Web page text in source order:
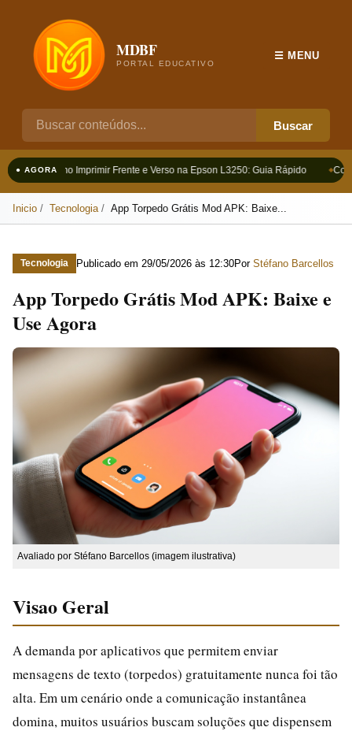
MDBF
PORTAL EDUCATIVO
Buscar
☰ MENU
● AGORAComo Imprimir Frente e Verso na Epson L3250: Guia Rápido
Inicio Tecnologia App Torpedo Grátis Mod APK: Baixe...
Tecnologia Publicado em 29/05/2026 às 12:30Por Stéfano Barcellos
App Torpedo Grátis Mod APK: Baixe e
Use Agora
Avaliado por Stéfano Barcellos (imagem ilustrativa)
Visao Geral
A demanda por aplicativos que permitem enviar
mensagens de texto (torpedos) gratuitamente nunca foi tão
alta. Em um cenário onde a comunicação instantânea
domina, muitos usuários buscam soluções que dispensem